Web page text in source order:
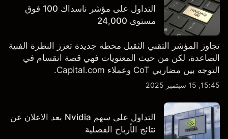
التداول على مؤشر ناسداك 100 فوق
مستوى 24,000
تجاوز المؤشر التقني الثقيل محطة جديدة تعزز النظرة الفنية
الصاعدة، لكن من حيث المعنويات فهي قصة انقسام في
التوجه بين مضاربي CoT وعملاء Capital.com.
15:45, 15 سبتمبر 2025
التداول على سهم Nvidia بعد الاعلان عن
نتائج الأرباح الفصلية